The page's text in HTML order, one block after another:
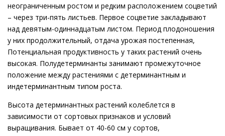
неограниченным ростом и редким расположением соцветий
– через три-пять листьев. Первое соцветие закладывают
над девятым-одиннадцатым листом. Период плодоношения
у них продолжительный, отдача урожая постепенная,
Потенциальная продуктивность у таких растений очень
высокая. Полудетерминанты занимают промежуточное
положение между растениями с детерминантным и
индетерминантным типом роста.
Высота детерминантных растений колеблется в
зависимости от сортовых признаков и условий
выращивания. Бывает от 40-60 см у сортов,